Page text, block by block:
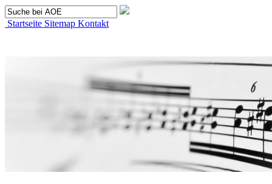
Startseite Sitemap Kontakt